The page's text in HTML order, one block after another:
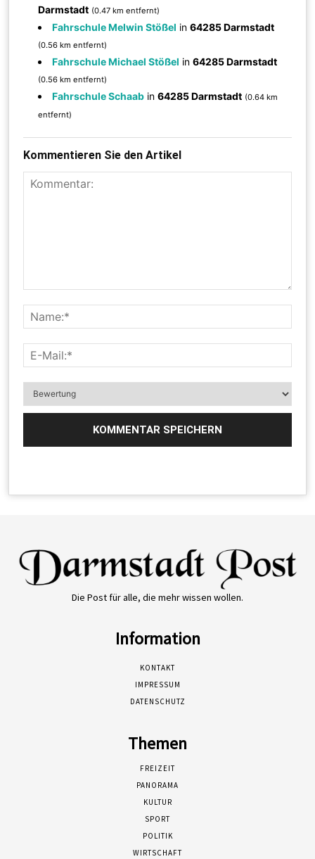
Darmstadt (0.47 km entfernt)
Fahrschule Melwin Stößel in64285 Darmstadt
(0.56 km entfernt)
Fahrschule Michael Stößel in64285 Darmstadt
(0.56 km entfernt)
Fahrschule Schaab in64285 Darmstadt (0.64 km
entfernt)
Kommentieren Sie den Artikel
Die Post für alle, die mehr wissen wollen.
Information
KONTAKT
IMPRESSUM
DATENSCHUTZ
Themen
FREIZEIT
PANORAMA
KULTUR
SPORT
POLITIK
WIRTSCHAFT